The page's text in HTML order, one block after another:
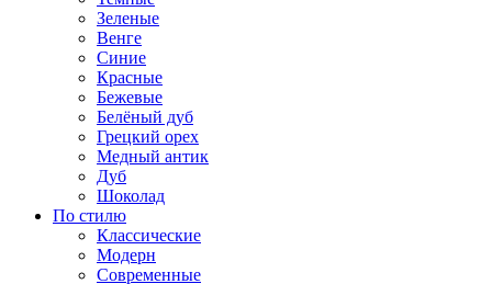
Зеленые
Венге
Синие
Красные
Бежевые
Белёный дуб
Грецкий орех
Медный антик
Дуб
Шоколад
По стилю
Классические
Модерн
Современные